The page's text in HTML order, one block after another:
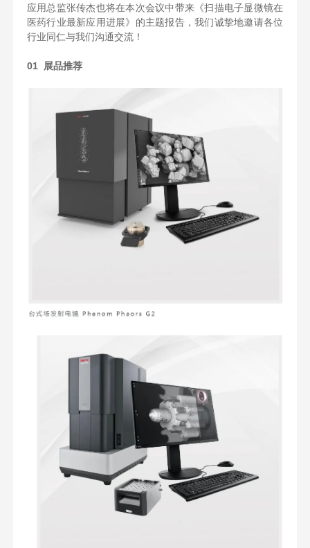
应用总监张传杰也将在本次会议中带来《扫描电子显微镜在
医药行业最新应用进展》的主题报告，我们诚挚地邀请各位
行业同仁与我们沟通交流！
01 展品推荐